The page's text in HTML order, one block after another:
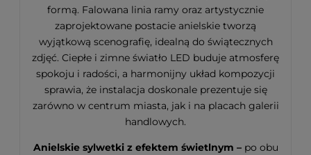
formą. Falowana linia ramy oraz artystycznie
zaprojektowane postacie anielskie tworzą
wyjątkową scenografię, idealną do świątecznych
zdjęć. Ciepłe i zimne światło LED buduje atmosferę
spokoju i radości, a harmonijny układ kompozycji
sprawia, że instalacja doskonale prezentuje się
zarówno w centrum miasta, jak i na placach galerii
handlowych.
Anielskie sylwetki z efektem świetlnym –po obu